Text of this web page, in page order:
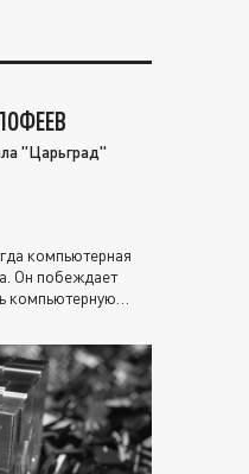
"Царьград"
компьютерная
Он побеждает
компьютерную